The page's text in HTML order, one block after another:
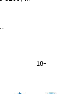
18+